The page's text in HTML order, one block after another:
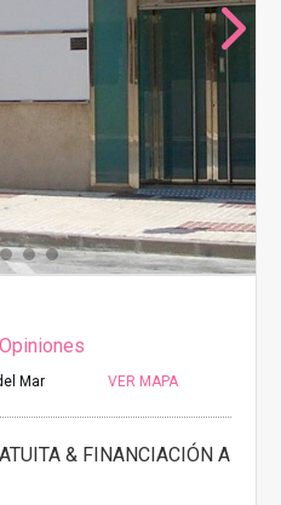
Mar VER MAPA
& FINANCIACIÓN A